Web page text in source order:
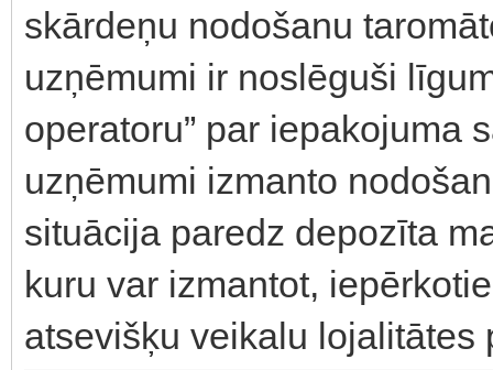
skārdeņu nodošanu
uzņēmumi ir noslēguši
operatoru” par iepakojuma
uzņēmumi izmanto
situācija paredz depozīta
kuru var izmantot,
atsevišķu veikalu lojalitātes